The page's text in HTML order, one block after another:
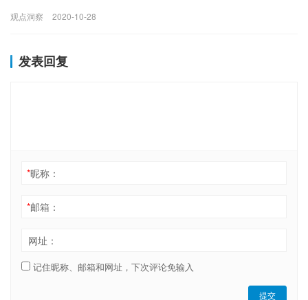
观点洞察 2020-10-28
发表回复
*昵称：
*邮箱：
网址：
记住昵称、邮箱和网址，下次评论免输入
提交